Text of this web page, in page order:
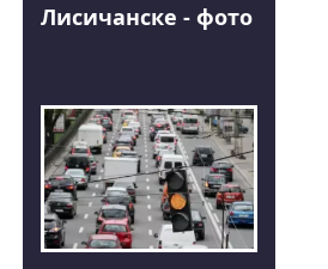
Лисичанске - фото